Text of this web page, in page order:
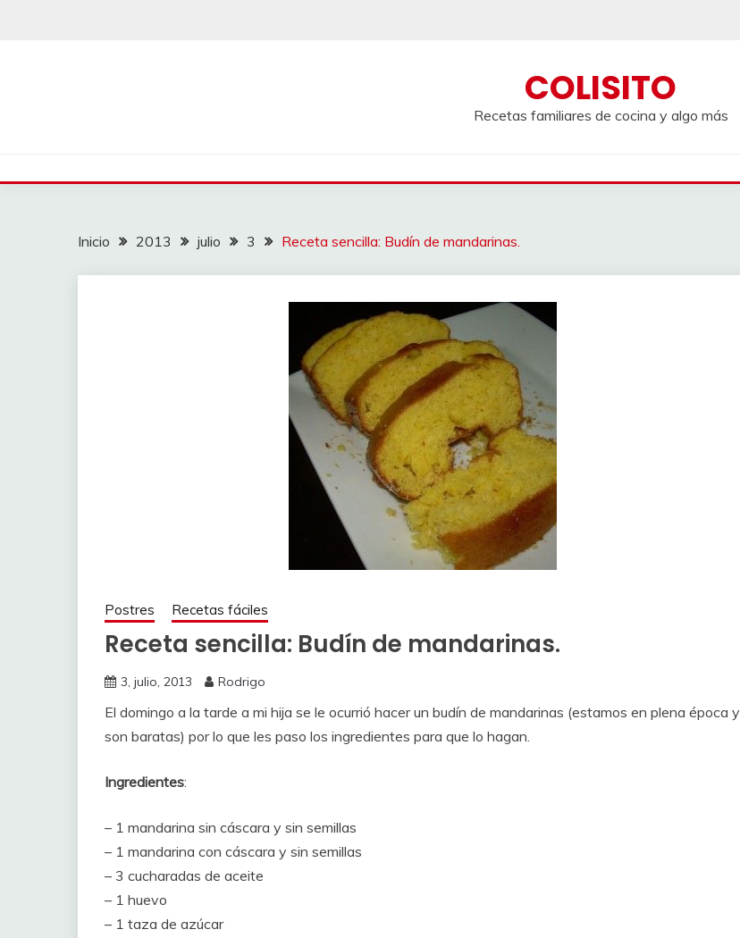
COLISITO
Recetas familiares de cocina y algo más
Inicio 2013 julio 3 Receta sencilla: Budín de mandarinas.
Postres Recetas fáciles
Receta sencilla: Budín de mandarinas.
3, julio, 2013 Rodrigo
El domingo a la tarde a mi hija se le ocurrió hacer un budín de mandarinas (estamos en plena época y
son baratas) por lo que les paso los ingredientes para que lo hagan.
Ingredientes:
– 1 mandarina sin cáscara y sin semillas
– 1 mandarina con cáscara y sin semillas
– 3 cucharadas de aceite
– 1 huevo
– 1 taza de azúcar